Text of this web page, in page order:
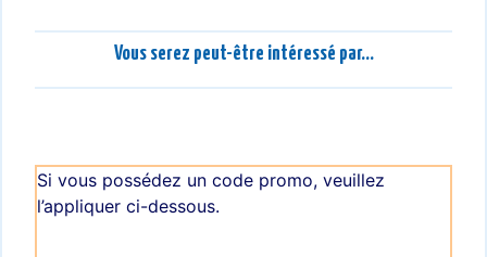
Vous serez peut-être intéressé par...
Si vous possédez un code promo, veuillez
l’appliquer ci-dessous.